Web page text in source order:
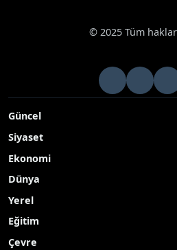
© 2025 Tüm
Güncel
Siyaset
Ekonomi
Dünya
Yerel
Eğitim
Çevre